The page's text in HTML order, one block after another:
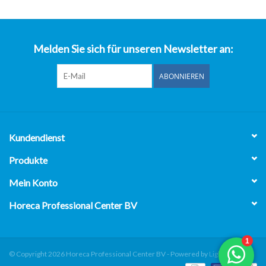
Melden Sie sich für unseren Newsletter an:
ABONNIEREN
Kundendienst
Produkte
Mein Konto
Horeca Professional Center BV
© Copyright 2026 Horeca Professional Center BV - Powered by Lightspeed